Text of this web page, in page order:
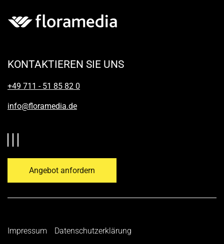
KONTAKTIEREN SIE UNS
+49 711 - 51 85 82 0
info@floramedia.de
Angebot anfordern
Impressum Datenschutzerklärung